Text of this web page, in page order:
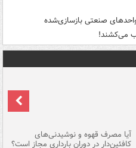
واحدهای صنعتی بازسازی‌شده
می‌کشند!
آیا مصرف قهوه و نوشیدنی‌های
کافئین‌دار در دوران بارداری مجاز است؟